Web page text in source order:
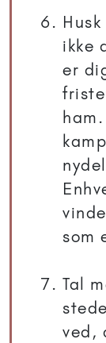
ikke
er
som
Tal
ved,